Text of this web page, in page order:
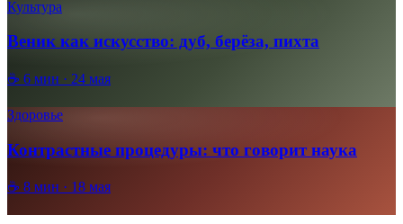
Культура
Веник как искусство: дуб, берёза, пихта
☕ 6 мин · 24 мая
Здоровье
Контрастные процедуры: что говорит наука
☕ 8 мин · 18 мая